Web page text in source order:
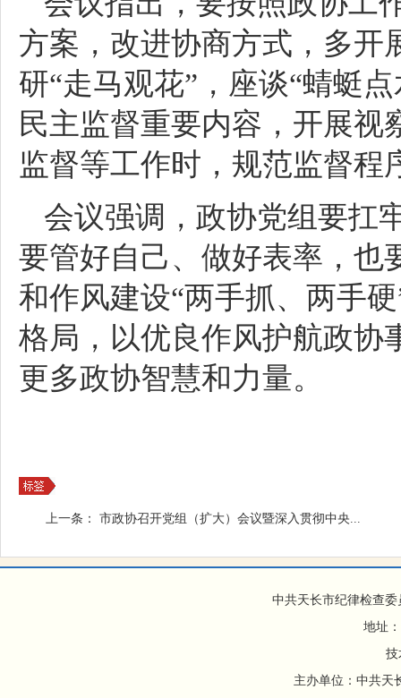
方案，改进协商方式，多开
研“走马观花”，座谈“蜻蜓
民主监督重要内容，开展
监督等工作时，规范监督程
会议强调，政协党组要扛
要管好自己、做好表率，也
和作风建设“两手抓、两手
格局，以优良作风护航政协
更多政协智慧和力量。
上一条： 市政协召开党组（扩大）会议暨深入贯彻中央...
中共天长市纪律检查
地址
技
主办单位：中共天